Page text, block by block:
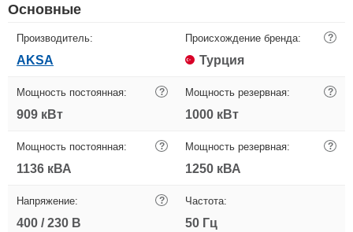
Основные
Производитель:
AKSA
Происхождение бренда: ?
Турция
Мощность постоянная: ?
909 кВт
Мощность резервная: ?
1000 кВт
Мощность постоянная: ?
1136 кВА
Мощность резервная: ?
1250 кВА
Напряжение: ?
400 / 230 В
Частота:
50 Гц